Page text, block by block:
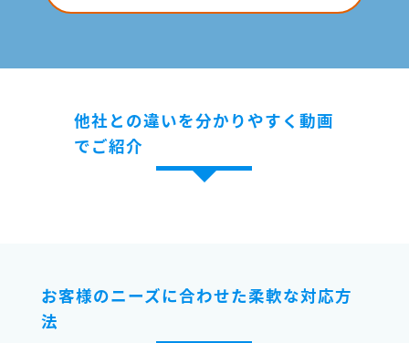
他社との違いを分かりやすく動画
でご紹介
お客様のニーズに合わせた柔軟な対応方
法